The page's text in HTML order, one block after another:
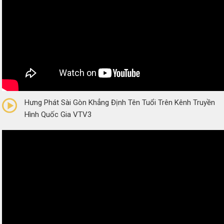
(0 Reviews)
Hưng Phát Sài Gòn Khẳng Định Tên Tuổi Trên Kênh Truyền
Hình Quốc Gia VTV3